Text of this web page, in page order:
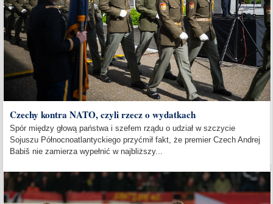
Czechy kontra NATO, czyli rzecz o wydatkach
Spór między głową państwa i szefem rządu o udział w szczycie
Sojuszu Północnoatlantyckiego przyćmił fakt, że premier Czech Andrej
Babiš nie zamierza wypełnić w najbliższy...